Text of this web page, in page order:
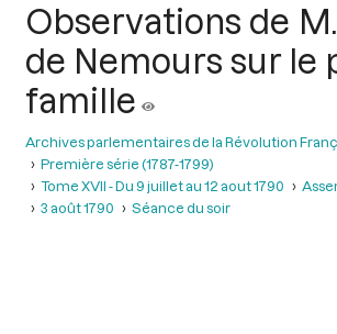
Observations de
de Nemours sur le
famille
Archives parlementaires de la Révolution
Première série (1787-1799)
Tome XVII - Du 9 juillet au 12 aout 1790
3 août 1790
Séance du soir